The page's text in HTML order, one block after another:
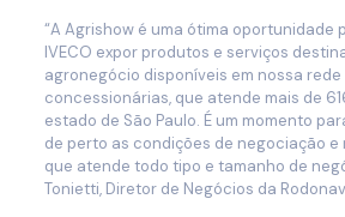
“A Agrishow é uma ótima oportunidade
IVECO expor produtos e serviços
agronegócio disponíveis em nossa rede
concessionárias, que atende mais de
estado de São Paulo. É um momento
de perto as condições de negociação e
que atende todo tipo e tamanho de
Tonietti, Diretor de Negócios da